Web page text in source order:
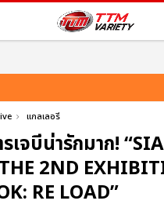
แกลเลอรี
เจบีน่ารักมาก!
2ND
RE LOAD”